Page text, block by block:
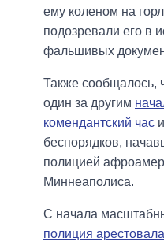
ему коленом на
подозревали его в
фальшивых
Также сообщалось,
один за другим
комендантский час
беспорядков,
полицией
Миннеаполиса.
С начала
полиция